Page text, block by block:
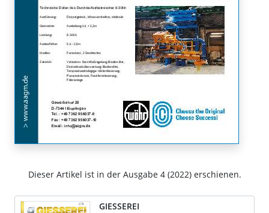
Dieser Artikel ist in der Ausgabe 4 (2022) erschienen.
GIESSEREI